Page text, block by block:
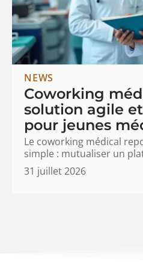
NEWS
Coworking
solution agile
pour jeunes
Le coworking médical
simple : mutualiser un
31 juillet 2026